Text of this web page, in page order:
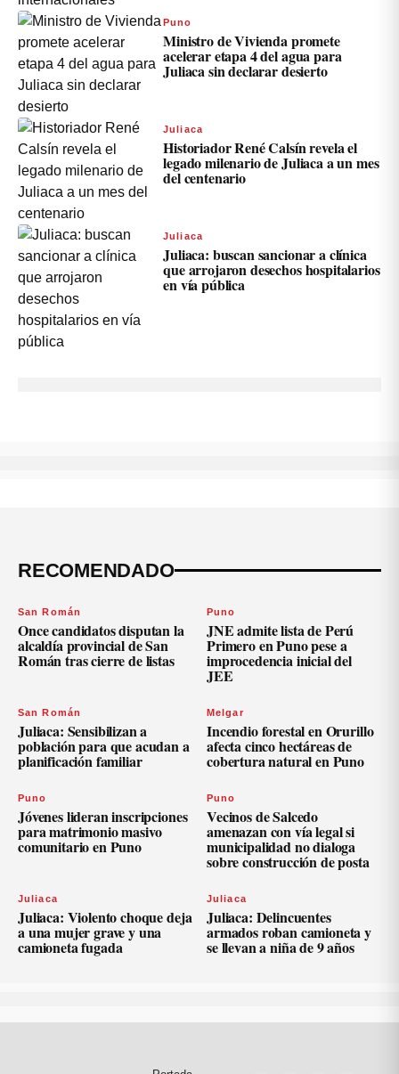
Puno
Ministro de Vivienda promete
acelerar etapa 4 del agua para
Juliaca sin declarar desierto
Juliaca
Historiador René Calsín revela el
legado milenario de Juliaca a un mes
del centenario
Juliaca
Juliaca: buscan sancionar a clínica
que arrojaron desechos hospitalarios
en vía pública
RECOMENDADO
San Román
Once candidatos disputan la
alcaldía provincial de San
Román tras cierre de listas
Puno
JNE admite lista de Perú
Primero en Puno pese a
improcedencia inicial del
JEE
San Román
Juliaca: Sensibilizan a
población para que acudan a
planificación familiar
Melgar
Incendio forestal en Orurillo
afecta cinco hectáreas de
cobertura natural en Puno
Puno
Jóvenes lideran inscripciones
para matrimonio masivo
comunitario en Puno
Puno
Vecinos de Salcedo
amenazan con vía legal si
municipalidad no dialoga
sobre construcción de posta
Juliaca
Juliaca: Violento choque deja
a una mujer grave y una
camioneta fugada
Juliaca
Juliaca: Delincuentes
armados roban camioneta y
se llevan a niña de 9 años